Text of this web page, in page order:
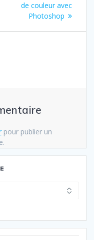
suivant
de couleur avec
Photoshop
pour publier un